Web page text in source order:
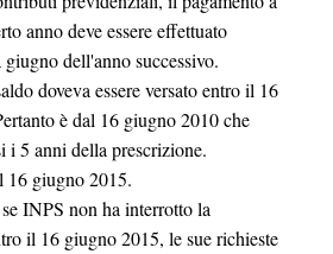
anno deve essere effettuato
giugno dell'anno successivo.
doveva essere versato entro il 16
è dal 16 giugno 2010 che
i 5 anni della prescrizione.
16 giugno 2015.
INPS non ha interrotto la
il 16 giugno 2015, le sue richieste